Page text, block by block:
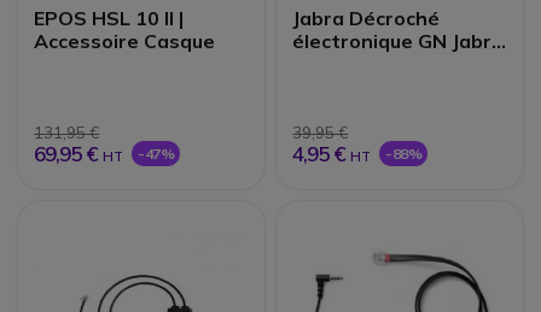
EPOS HSL 10 II |
Accessoire Casque
131,95 €
69,95 € HT -47%
Jabra Décroché
électronique GN Jabra
39,95 €
4,95 € HT -88%